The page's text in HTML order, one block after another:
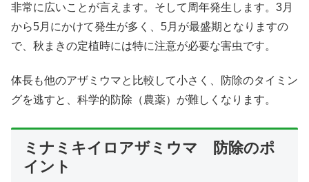
非常に広いことが言えます。そして周年発生します。3月
から5月にかけて発生が多く、5月が最盛期となりますの
で、秋まきの定植時には特に注意が必要な害虫です。
体長も他のアザミウマと比較して小さく、防除のタイミン
グを逃すと、科学的防除（農薬）が難しくなります。
ミナミキイロアザミウマ 防除のポ
イント